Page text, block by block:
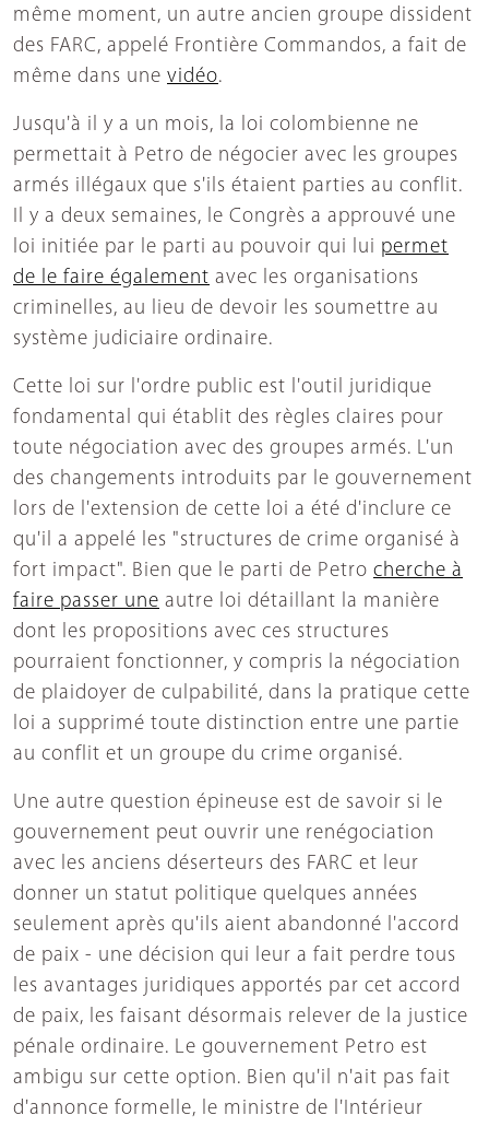
même moment, un autre ancien groupe dissident
des FARC, appelé Frontière Commandos, a fait de
même dans une vidéo.
Jusqu'à il y a un mois, la loi colombienne ne
permettait à Petro de négocier avec les groupes
armés illégaux que s'ils étaient parties au conflit.
Il y a deux semaines, le Congrès a approuvé une
loi initiée par le parti au pouvoir qui lui permet
de le faire également avec les organisations
criminelles, au lieu de devoir les soumettre au
système judiciaire ordinaire.
Cette loi sur l'ordre public est l'outil juridique
fondamental qui établit des règles claires pour
toute négociation avec des groupes armés. L'un
des changements introduits par le gouvernement
lors de l'extension de cette loi a été d'inclure ce
qu'il a appelé les "structures de crime organisé à
fort impact". Bien que le parti de Petro cherche à
faire passer une autre loi détaillant la manière
dont les propositions avec ces structures
pourraient fonctionner, y compris la négociation
de plaidoyer de culpabilité, dans la pratique cette
loi a supprimé toute distinction entre une partie
au conflit et un groupe du crime organisé.
Une autre question épineuse est de savoir si le
gouvernement peut ouvrir une renégociation
avec les anciens déserteurs des FARC et leur
donner un statut politique quelques années
seulement après qu'ils aient abandonné l'accord
de paix - une décision qui leur a fait perdre tous
les avantages juridiques apportés par cet accord
de paix, les faisant désormais relever de la justice
pénale ordinaire. Le gouvernement Petro est
ambigu sur cette option. Bien qu'il n'ait pas fait
d'annonce formelle, le ministre de l'Intérieur